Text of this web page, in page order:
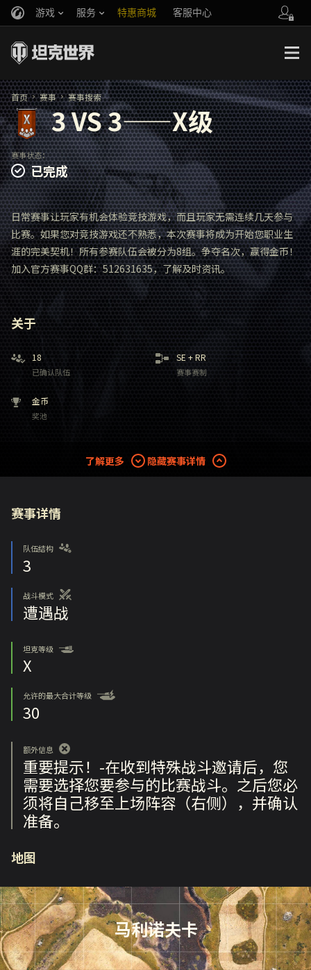
游戏 服务 特惠商城 客服中心
你好，吾久
万圣节
《以战止战》
官方自媒体
首页 赛事 赛事搜索
3 VS 3——X级
赛事状态：
已完成
日常赛事让玩家有机会体验竞技游戏，而且玩家无需连续几天参与
比赛。如果您对竞技游戏还不熟悉，本次赛事将成为开始您职业生
涯的完美契机！所有参赛队伍会被分为8组。争夺名次，赢得金币！
加入官方赛事QQ群：512631635，了解及时资讯。
关于
18
已确认队伍
SE +RR
赛事赛制
金币
奖池
了解更多 隐藏赛事详情
赛事详情
队伍结构
3
战斗模式
遭遇战
坦克等级
X
允许的最大合计等级
30
额外信息
重要提示！-在收到特殊战斗邀请后，您
需要选择您要参与的比赛战斗。之后您必
须将自己移至上场阵容（右侧），并确认
准备。
地图
马利诺夫卡